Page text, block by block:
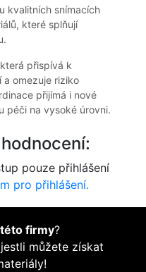
kvalitních snímacích
které splňují
přispívá k
omezuje riziko
přijímá i nové
péči na vysoké úrovni.
pouze přihlášení
pro přihlášení.
firmy?
můžete získat